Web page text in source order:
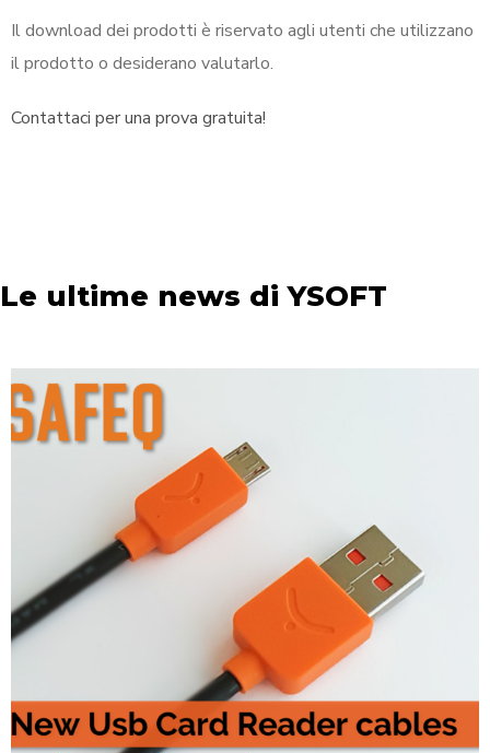
Il download dei prodotti è riservato agli utenti che utilizzano
il prodotto o desiderano valutarlo.
Contattaci per una prova gratuita!
Le ultime news di YSOFT